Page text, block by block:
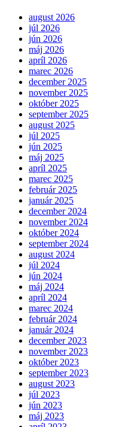
august 2026
júl 2026
jún 2026
máj 2026
apríl 2026
marec 2026
december 2025
november 2025
október 2025
september 2025
august 2025
júl 2025
jún 2025
máj 2025
apríl 2025
marec 2025
február 2025
január 2025
december 2024
november 2024
október 2024
september 2024
august 2024
júl 2024
jún 2024
máj 2024
apríl 2024
marec 2024
február 2024
január 2024
december 2023
november 2023
október 2023
september 2023
august 2023
júl 2023
jún 2023
máj 2023